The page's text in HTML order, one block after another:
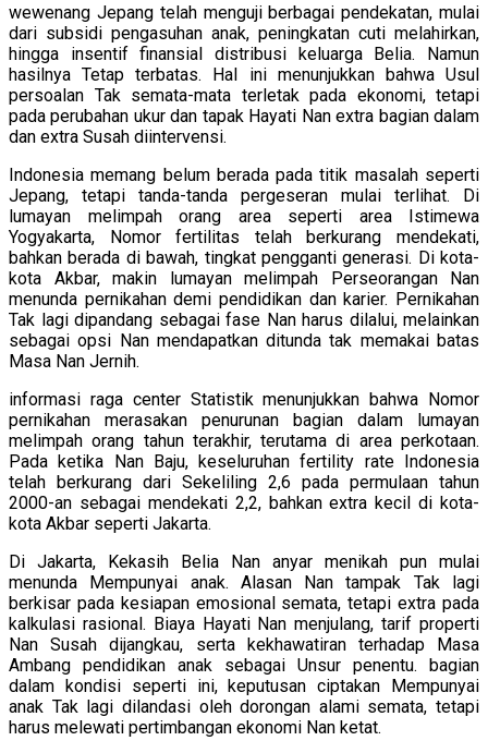
wewenang Jepang telah menguji berbagai pendekatan, mulai
dari subsidi pengasuhan anak, peningkatan cuti melahirkan,
hingga insentif finansial distribusi keluarga Belia. Namun
hasilnya Tetap terbatas. Hal ini menunjukkan bahwa Usul
persoalan Tak semata-mata terletak pada ekonomi, tetapi
pada perubahan ukur dan tapak Hayati Nan extra bagian dalam
dan extra Susah diintervensi.
Indonesia memang belum berada pada titik masalah seperti
Jepang, tetapi tanda-tanda pergeseran mulai terlihat. Di
lumayan melimpah orang area seperti area Istimewa
Yogyakarta, Nomor fertilitas telah berkurang mendekati,
bahkan berada di bawah, tingkat pengganti generasi. Di kota-
kota Akbar, makin lumayan melimpah Perseorangan Nan
menunda pernikahan demi pendidikan dan karier. Pernikahan
Tak lagi dipandang sebagai fase Nan harus dilalui, melainkan
sebagai opsi Nan mendapatkan ditunda tak memakai batas
Masa Nan Jernih.
informasi raga center Statistik menunjukkan bahwa Nomor
pernikahan merasakan penurunan bagian dalam lumayan
melimpah orang tahun terakhir, terutama di area perkotaan.
Pada ketika Nan Baju, keseluruhan fertility rate Indonesia
telah berkurang dari Sekeliling 2,6 pada permulaan tahun
2000-an sebagai mendekati 2,2, bahkan extra kecil di kota-
kota Akbar seperti Jakarta.
Di Jakarta, Kekasih Belia Nan anyar menikah pun mulai
menunda Mempunyai anak. Alasan Nan tampak Tak lagi
berkisar pada kesiapan emosional semata, tetapi extra pada
kalkulasi rasional. Biaya Hayati Nan menjulang, tarif properti
Nan Susah dijangkau, serta kekhawatiran terhadap Masa
Ambang pendidikan anak sebagai Unsur penentu. bagian
dalam kondisi seperti ini, keputusan ciptakan Mempunyai
anak Tak lagi dilandasi oleh dorongan alami semata, tetapi
harus melewati pertimbangan ekonomi Nan ketat.